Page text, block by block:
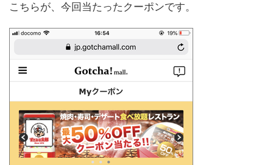
こちらが、今回当たったクーポンです。